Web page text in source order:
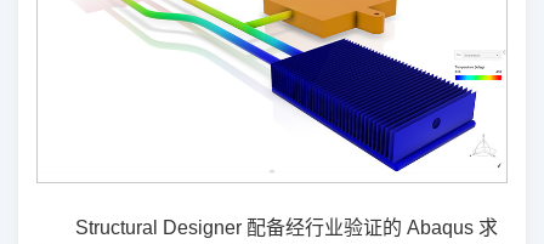
Structural Designer 配备经行业验证的 Abaqus 求